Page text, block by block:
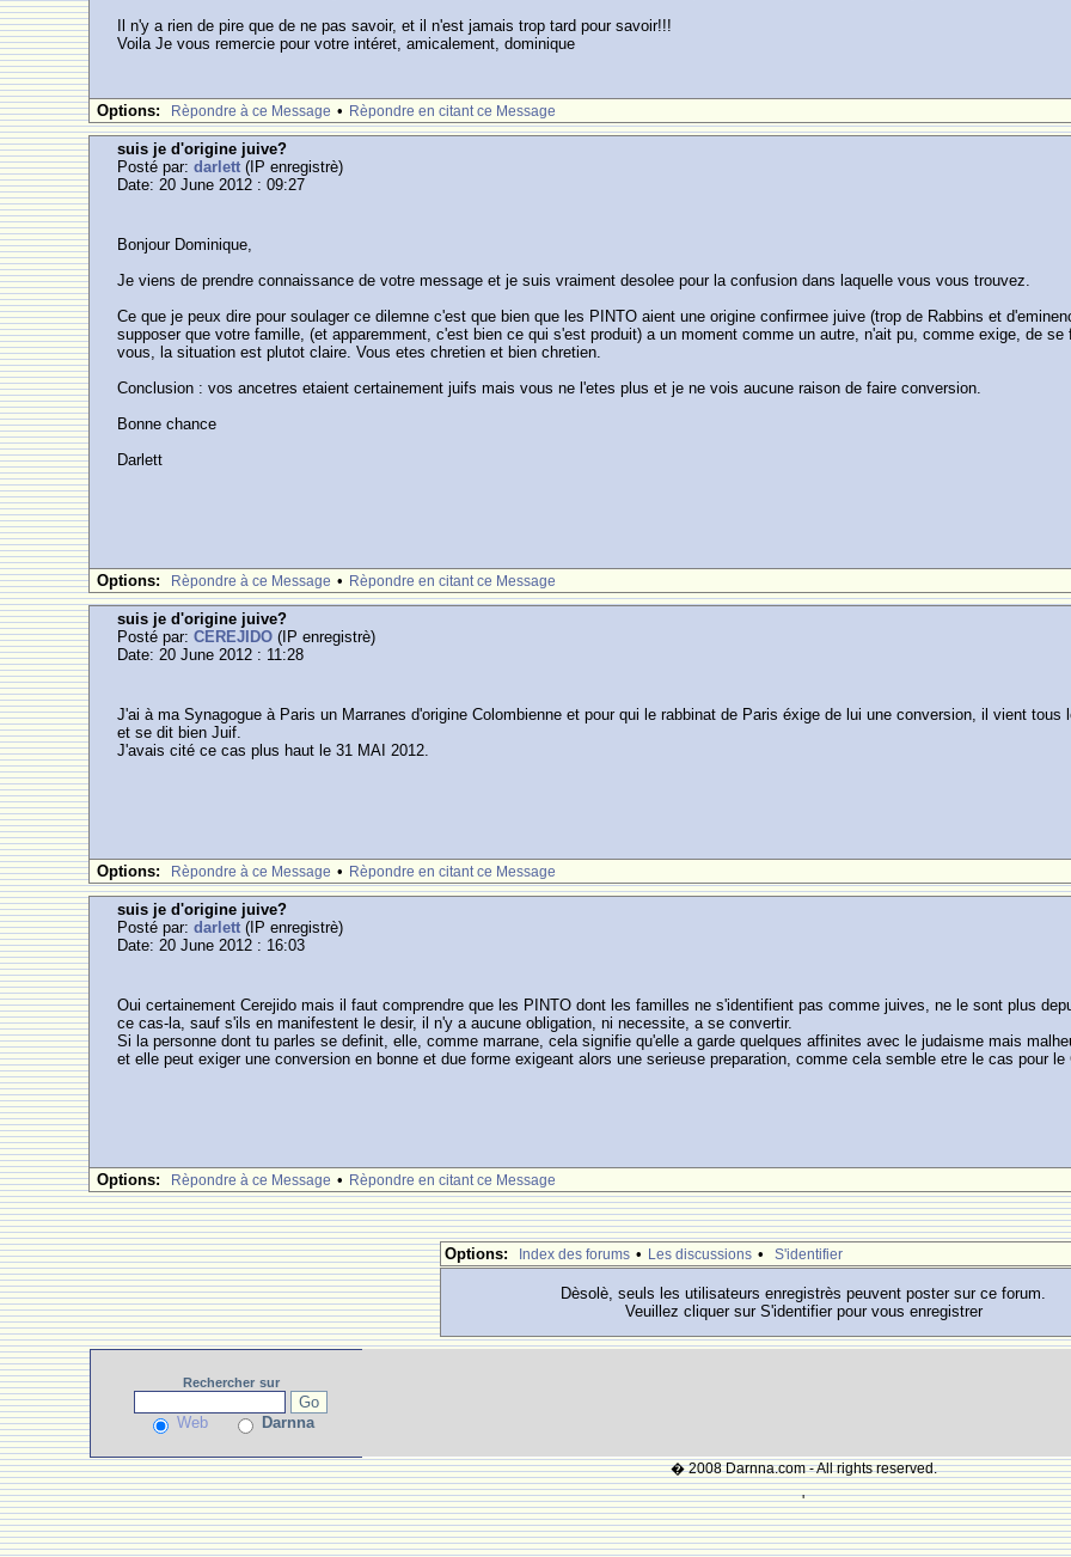
Il n'y a rien de pire que de ne pas savoir, et il n'est jamais trop tard pour savoir!!!
Voila Je vous remercie pour votre intéret, amicalement, dominique
Options: Rèpondre à ce Message • Rèpondre en citant ce Message
suis je d'origine juive?
Posté par:darlett (IP enregistrè)
Date: 20 June 2012 : 09:27
Bonjour Dominique,
Je viens de prendre connaissance de votre message et je suis vraiment desolee pour la confusion dans laquelle vous vous trouvez.
Ce que je peux dire pour soulager ce dilemne c'est que bien que les PINTO aient une origine confirmee juive (trop de Rabbins et
supposer que votre famille, (et apparemment, c'est bien ce qui s'est produit) a un moment comme un autre, n'ait pu, comme exige, de
vous, la situation est plutot claire. Vous etes chretien et bien chretien.
Conclusion : vos ancetres etaient certainement juifs mais vous ne l'etes plus et je ne vois aucune raison de faire conversion.
Bonne chance
Darlett
Options: Rèpondre à ce Message • Rèpondre en citant ce Message
suis je d'origine juive?
Posté par:CEREJIDO (IP enregistrè)
Date: 20 June 2012 : 11:28
J'ai à ma Synagogue à Paris un Marranes d'origine Colombienne et pour qui le rabbinat de Paris éxige de lui une conversion, il vient
et se dit bien Juif.
J'avais cité ce cas plus haut le 31 MAI 2012.
Options: Rèpondre à ce Message • Rèpondre en citant ce Message
suis je d'origine juive?
Posté par:darlett (IP enregistrè)
Date: 20 June 2012 : 16:03
Oui certainement Cerejido mais il faut comprendre que les PINTO dont les familles ne s'identifient pas comme juives, ne le sont plus
ce cas-la, sauf s'ils en manifestent le desir, il n'y a aucune obligation, ni necessite, a se convertir.
Si la personne dont tu parles se definit, elle, comme marrane, cela signifie qu'elle a garde quelques affinites avec le judaisme mais
et elle peut exiger une conversion en bonne et due forme exigeant alors une serieuse preparation, comme cela semble etre le cas pour
Options: Rèpondre à ce Message • Rèpondre en citant ce Message
Options: Index des forums • Les discussions • S'identifier
Dèsolè, seuls les utilisateurs enregistrès peuvent poster sur ce forum.
Veuillez cliquer sur S'identifier pour vous enregistrer
Rechercher sur
Web Darnna
� 2008 Darnna.com - All rights reserved.
'